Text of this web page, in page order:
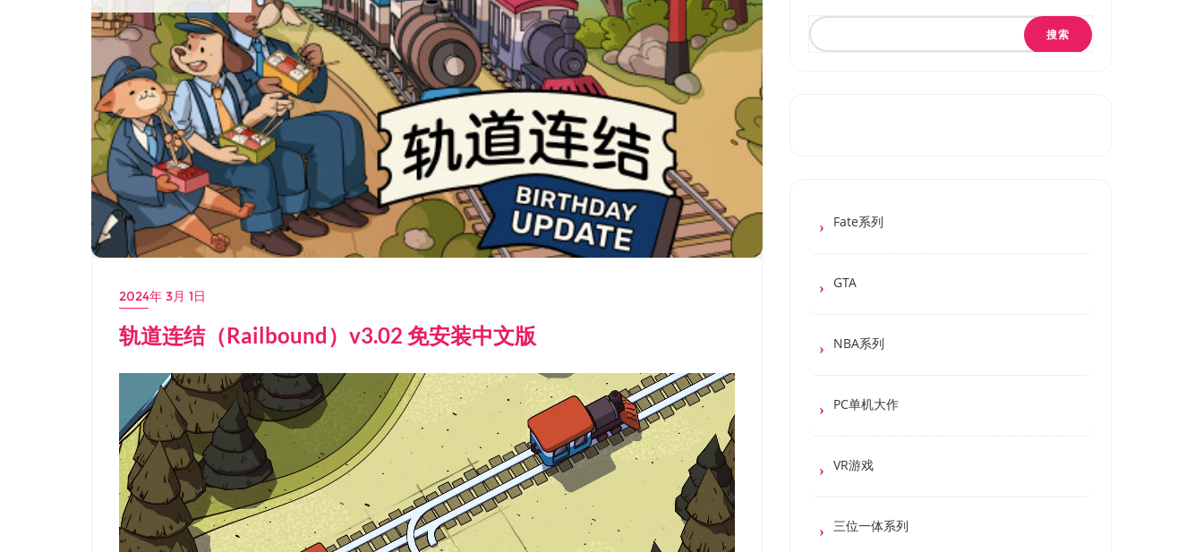
2024年 3月 1日
轨道连结（Railbound）v3.02 免安装中文版
搜索
Fate系列
GTA
NBA系列
PC单机大作
VR游戏
三位一体系列